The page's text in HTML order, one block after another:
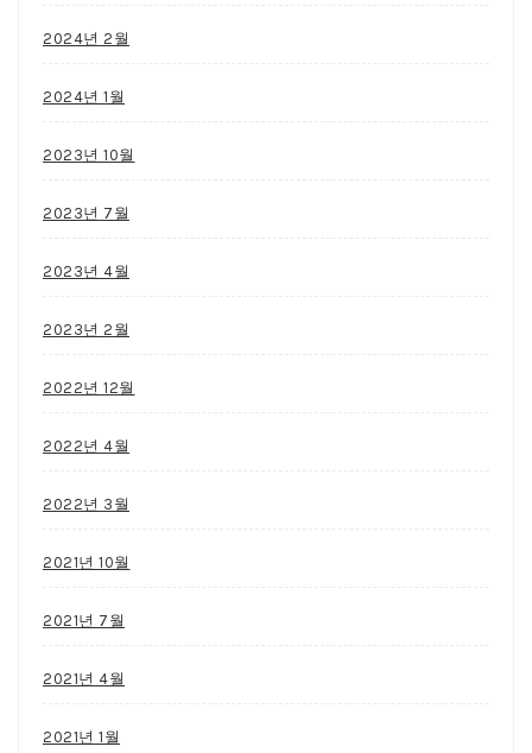
2024년 2월
2024년 1월
2023년 10월
2023년 7월
2023년 4월
2023년 2월
2022년 12월
2022년 4월
2022년 3월
2021년 10월
2021년 7월
2021년 4월
2021년 1월